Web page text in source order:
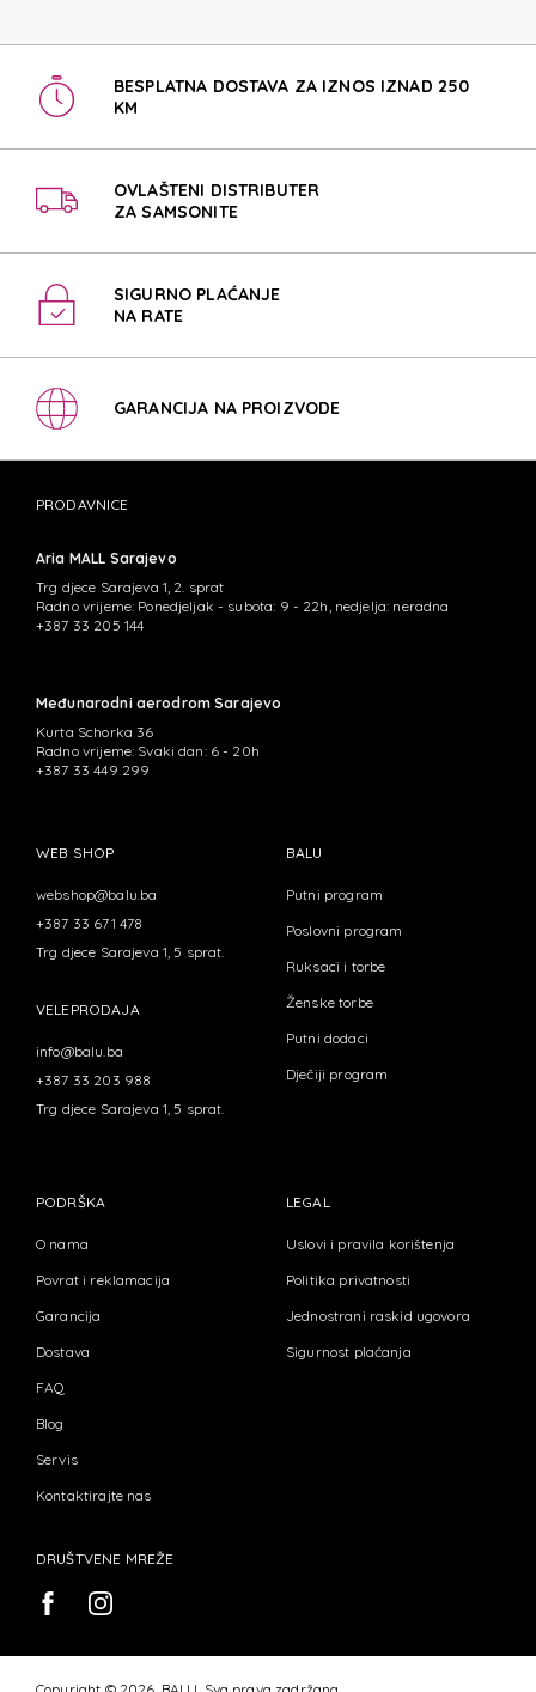
BESPLATNA DOSTAVA ZA IZNOS IZNAD 250
KM
OVLAŠTENI DISTRIBUTER
ZA SAMSONITE
SIGURNO PLAĆANJE
NA RATE
GARANCIJA NA PROIZVODE
PRODAVNICE
Aria MALL Sarajevo
Trg djece Sarajeva 1, 2. sprat
Radno vrijeme: Ponedjeljak - subota: 9 - 22h, nedjelja: neradna
+387 33 205 144
Međunarodni aerodrom Sarajevo
Kurta Schorka 36
Radno vrijeme: Svaki dan: 6 - 20h
+387 33 449 299
WEB SHOP
webshop@balu.ba
+387 33 671 478
Trg djece Sarajeva 1, 5 sprat.
VELEPRODAJA
info@balu.ba
+387 33 203 988
Trg djece Sarajeva 1, 5 sprat.
BALU
Putni program
Poslovni program
Ruksaci i torbe
Ženske torbe
Putni dodaci
Dječiji program
PODRŠKA
O nama
Povrat i reklamacija
Garancija
Dostava
FAQ
Blog
Servis
Kontaktirajte nas
LEGAL
Uslovi i pravila korištenja
Politika privatnosti
Jednostrani raskid ugovora
Sigurnost plaćanja
DRUŠTVENE MREŽE